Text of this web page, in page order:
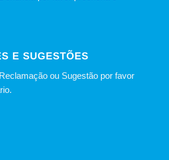
E SUGESTÕES
ou Sugestão por favor